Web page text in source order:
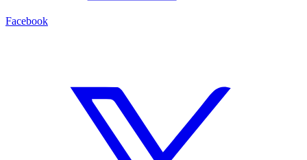
Facebook